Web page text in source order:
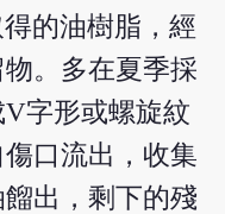
的油樹脂，經
。多在夏季採
字形或螺旋紋
口流出，收集
出，剩下的殘